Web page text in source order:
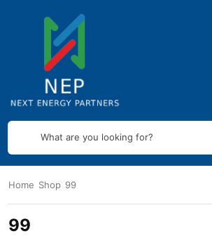
What are you looking for?
Home Shop 99
99